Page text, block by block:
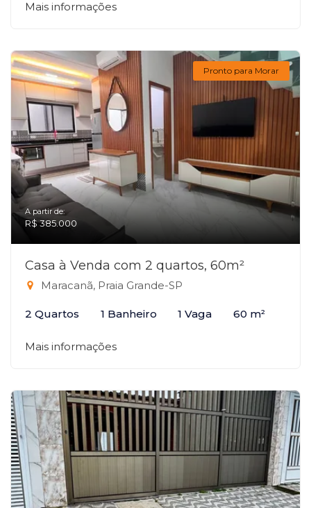
Mais informações
Pronto para Morar
A partir de:
R$ 385.000
Casa à Venda com 2 quartos, 60m²
Maracanã, Praia Grande-SP
2 Quartos 1 Banheiro 1 Vaga 60 m²
Mais informações